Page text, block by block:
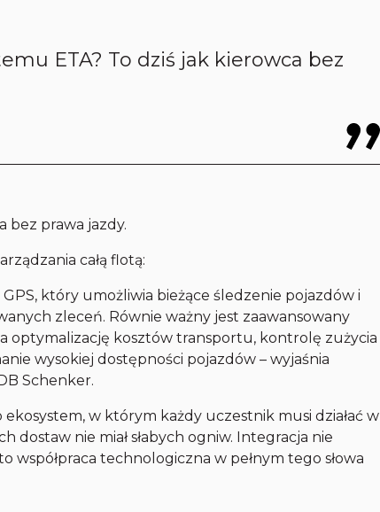
ETA? To dziś jak kierowca bez
bez prawa jazdy.
całą flotą:
który umożliwia bieżące śledzenie pojazdów i
zleceń. Równie ważny jest zaawansowany
optymalizację kosztów transportu, kontrolę zużycia
wysokiej dostępności pojazdów – wyjaśnia
Schenker.
w którym każdy uczestnik musi działać w
dostaw nie miał słabych ogniw. Integracja nie
współpraca technologiczna w pełnym tego słowa